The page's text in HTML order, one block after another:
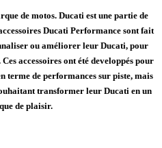
de motos. Ducati est une partie de
Ducati Performance sont fait
ou améliorer leur Ducati, pour
accessoires ont été developpés pour
terme de performances sur piste, mais
transformer leur Ducati en un
de plaisir.